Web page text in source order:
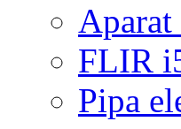
FLIR
Pipa